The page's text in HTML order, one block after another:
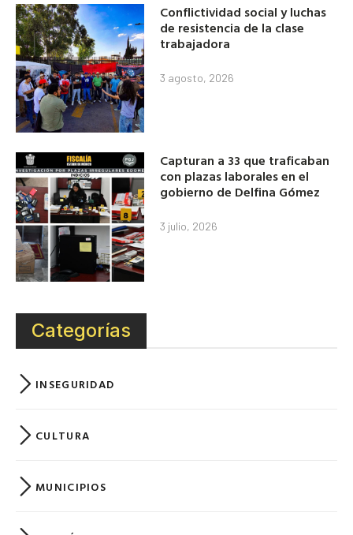
Conflictividad social y luchas
de resistencia de la clase
trabajadora
3 agosto, 2026
Capturan a 33 que traficaban
con plazas laborales en el
gobierno de Delfina Gómez
3 julio, 2026
Categorías
INSEGURIDAD
CULTURA
MUNICIPIOS